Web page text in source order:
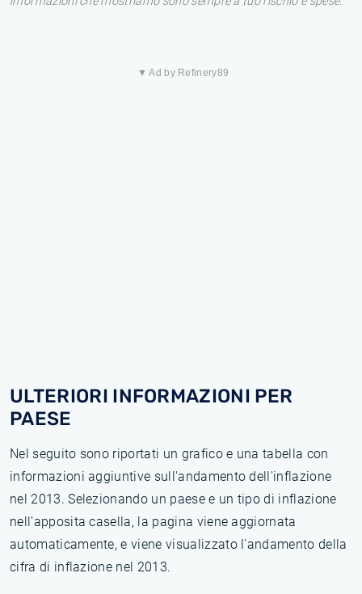
▼ Ad by Refinery89
ULTERIORI INFORMAZIONI PER
PAESE
Nel seguito sono riportati un grafico e una tabella con
informazioni aggiuntive sull'andamento dell'inflazione
nel 2013. Selezionando un paese e un tipo di inflazione
nell'apposita casella, la pagina viene aggiornata
automaticamente, e viene visualizzato l'andamento della
cifra di inflazione nel 2013.